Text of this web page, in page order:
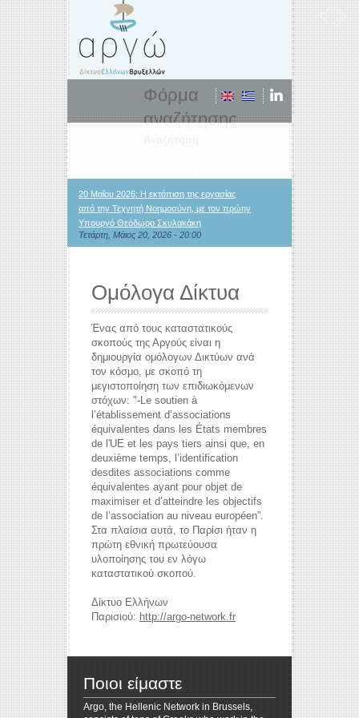
Φόρμα
αναζήτησης
20 Μαΐου 2026: Η εκτόπιση της εργασίας
από την Τεχνητή Νοημοσύνη, με τον πρώην
Υπουργό Θεόδωρο Σκυλακάκη
Τετάρτη, Μάιος 20, 2026 - 20:00
Ομόλογα Δίκτυα
Ένας από τους καταστατικούς
σκοπούς της Αργούς είναι η
δημιουργία ομόλογων Δικτύων ανά
τον κόσμο, με σκοπό τη
μεγιστοποίηση των επιδιωκόμενων
στόχων: "-Le soutien à
l’établissement d’associations
équivalentes dans les États membres
de l'UE et les pays tiers ainsi que, en
deuxième temps, l’identification
desdites associations comme
équivalentes ayant pour objet de
maximiser et d’atteindre les objectifs
de l’association au niveau européen”.
Στα πλαίσια αυτά, το Παρίσι ήταν η
πρώτη εθνική πρωτεύουσα
υλοποίησης του εν λόγω
καταστατικού σκοπού.
Δίκτυο Ελλήνων
Παρισιού: http://argo-network.fr
Ποιοι είμαστε
Argo, the Hellenic Network in Brussels,
reddit videos download coloring pages for kids
horoscope love